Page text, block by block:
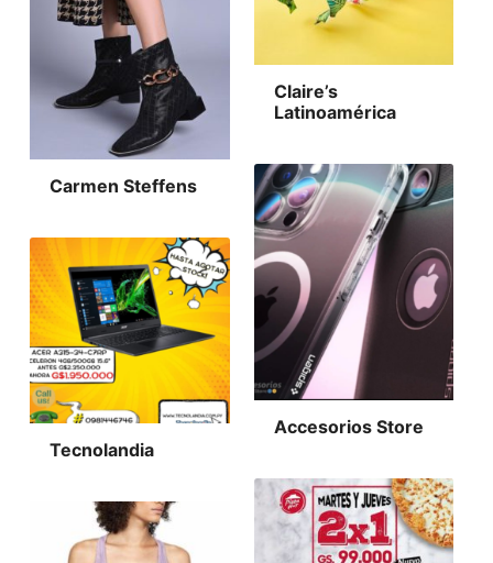
Claire’s
Latinoamérica
Carmen Steffens
Accesorios Store
Tecnolandia